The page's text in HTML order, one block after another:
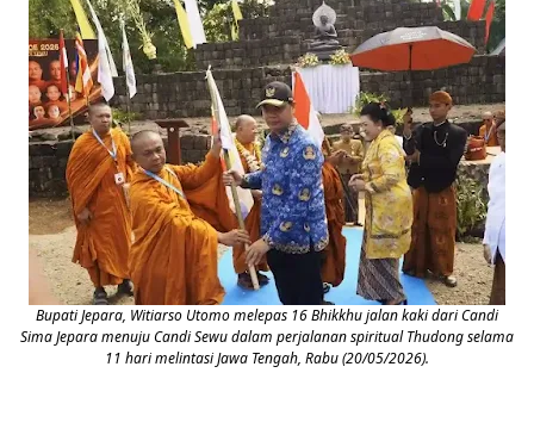
Bupati Jepara, Witiarso Utomo melepas 16 Bhikkhu jalan kaki dari Candi
Sima Jepara menuju Candi Sewu dalam perjalanan spiritual Thudong selama
11 hari melintasi Jawa Tengah, Rabu (20/05/2026).